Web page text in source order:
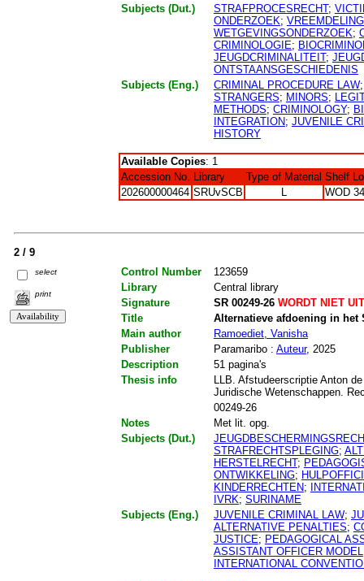
Subjects (Dut.)
STRAFPROCESRECHT;
ONDERZOEK;
WETGEVINGSONDERZOEK;
CRIMINOLOGIE;
JEUGDCRIMINALITEIT;
ONTSTAANSGESCHIEDENIS
Subjects (Eng.)
CRIMINAL PROCEDURE LAW
STRANGERS; MINORS;
METHODS; CRIMINOLOGY;
INTEGRATION; JUVENILE
HISTORY
Available Copies: 1
Accession No.
Library Type of Material Shelf
202600000464 SRUvSCB WOD
2 / 9
select
print
Control Number
123659
Library
Central library
Signature
SR 00249-26WORDT NIET
Title
Alternatieve afdoening in het
Main author
Ramoediet, Vanisha
Publisher
Paramaribo : Auteur, 2025
Description
51 pagina's
Thesis info
LLB. Afstudeerscriptie Anton
Juridische Wetenschappen.
00249-26
Notes
Met lit. opg.
Subjects (Dut.)
STRAFRECHTSPLEGING;
HERSTELRECHT;
ONTWIKKELING;
KINDERRECHTEN;
IVRK; SURINAME
Subjects (Eng.)
JUVENILE CRIMINAL LAW;
ALTERNATIVE PENALTIES;
JUSTICE; PEDAGOGICAL
ASSISTANT OFFICER MODEL
INTERNATIONAL